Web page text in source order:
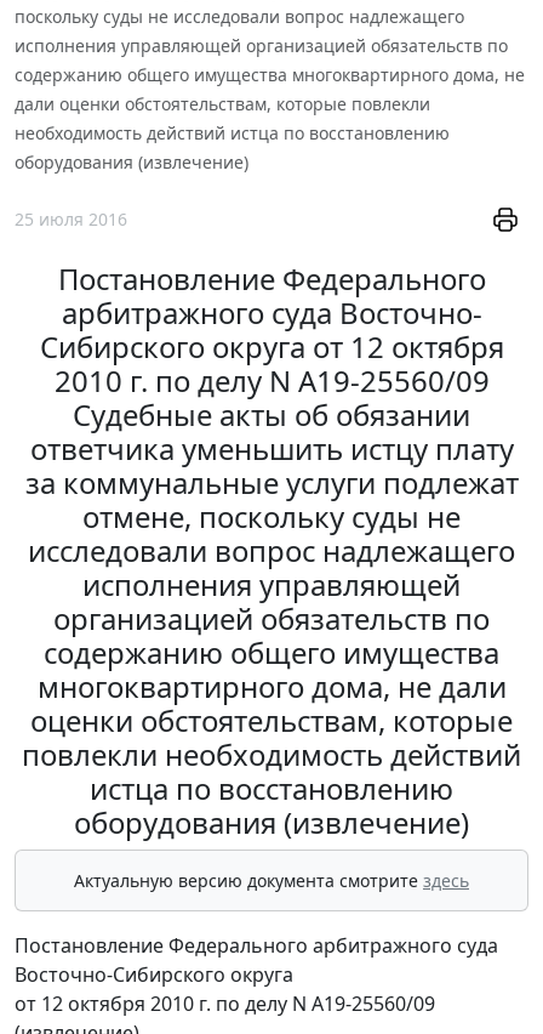
поскольку суды не исследовали вопрос надлежащего
исполнения управляющей организацией обязательств по
содержанию общего имущества многоквартирного дома, не
дали оценки обстоятельствам, которые повлекли
необходимость действий истца по восстановлению
оборудования (извлечение)
25 июля 2016
Постановление Федерального
арбитражного суда Восточно-
Сибирского округа от 12 октября
2010 г. по делу N А19-25560/09
Судебные акты об обязании
ответчика уменьшить истцу плату
за коммунальные услуги подлежат
отмене, поскольку суды не
исследовали вопрос надлежащего
исполнения управляющей
организацией обязательств по
содержанию общего имущества
многоквартирного дома, не дали
оценки обстоятельствам, которые
повлекли необходимость действий
истца по восстановлению
оборудования (извлечение)
Актуальную версию документа смотрите здесь
Постановление Федерального арбитражного суда
Восточно-Сибирского округа
от 12 октября 2010 г. по делу N А19-25560/09